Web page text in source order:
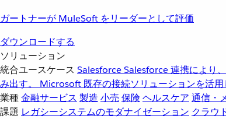
ガートナーが MuleSoft をリーダーとして評価
ダウンロードする
ソリューション
統合ユースケース SalesforceSalesforce 連携により
み出す。
Microsoft 既存の接続ソリューションを活
業種金融サービス 製造 小売 保険 ヘルスケア 通信・
課題 レガシーシステムのモダナイゼーション クラウ